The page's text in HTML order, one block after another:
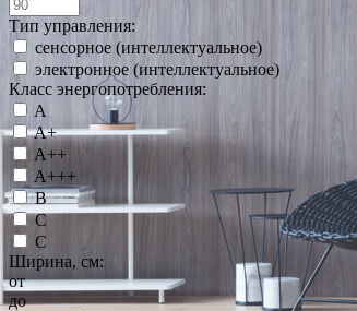
Тип управления:
сенсорное (интеллектуальное)
электронное (интеллектуальное)
Класс энергопотребления:
A
A+
A++
A+++
B
C
С
Ширина, см:
от
до